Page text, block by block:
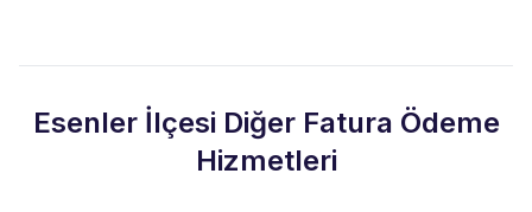
Esenler İlçesi Diğer Fatura Ödeme
Hizmetleri